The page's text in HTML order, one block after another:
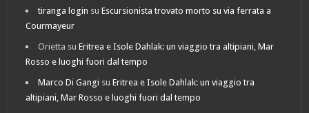
tiranga login suEscursionista trovato morto su via ferrata a
Courmayeur
Orietta suEritrea e Isole Dahlak: un viaggio tra altipiani, Mar
Rosso e luoghi fuori dal tempo
Marco Di Gangi suEritrea e Isole Dahlak: un viaggio tra
altipiani, Mar Rosso e luoghi fuori dal tempo